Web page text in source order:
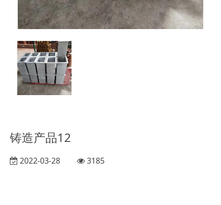
铸造产品12
2022-03-28 3185